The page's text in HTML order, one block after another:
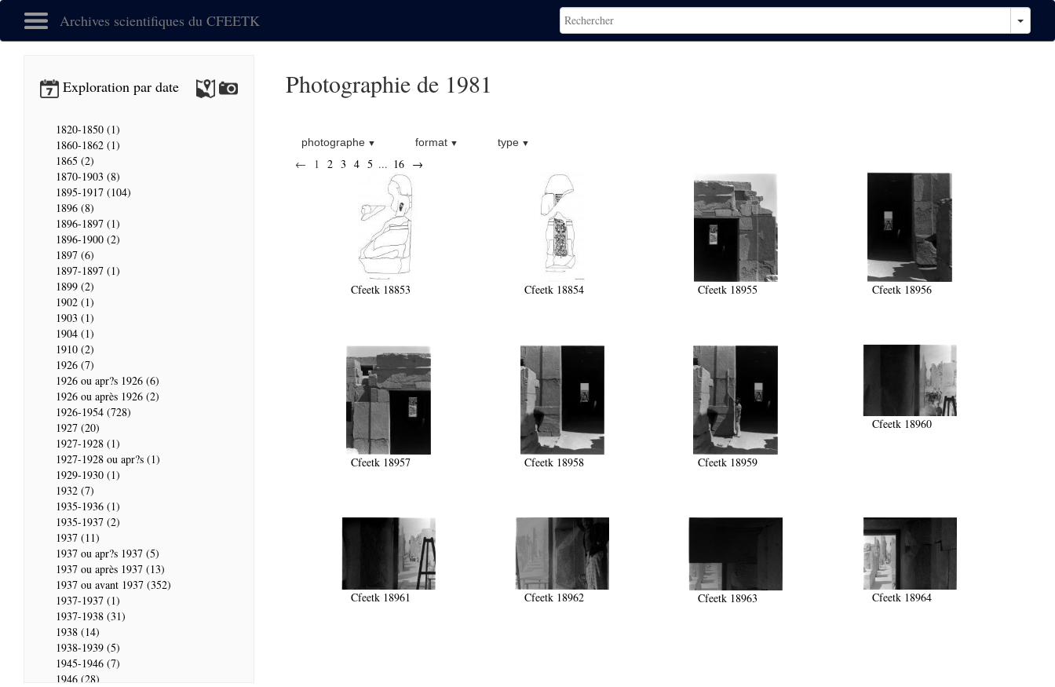
Archives scientifiques du CFEETK
Exploration par date
1820-1850 (1)
1860-1862 (1)
1865 (2)
1870-1903 (8)
1895-1917 (104)
1896 (8)
1896-1897 (1)
1896-1900 (2)
1897 (6)
1897-1897 (1)
1899 (2)
1902 (1)
1903 (1)
1904 (1)
1910 (2)
1926 (7)
1926 ou apr?s 1926 (6)
1926 ou après 1926 (2)
1926-1954 (728)
1927 (20)
1927-1928 (1)
1927-1928 ou apr?s (1)
1929-1930 (1)
1932 (7)
1935-1936 (1)
1935-1937 (2)
1937 (11)
1937 ou apr?s 1937 (5)
1937 ou après 1937 (13)
1937 ou avant 1937 (352)
1937-1937 (1)
1937-1938 (31)
1938 (14)
1938-1939 (5)
1945-1946 (7)
1946 (28)
Photographie de 1981
photographe format type
← 1 2 3 4 5 ... 16 →
Cfeetk 18853 Cfeetk 18854 Cfeetk 18955 Cfeetk 18956
Cfeetk 18957 Cfeetk 18958 Cfeetk 18959
Cfeetk 18960
Cfeetk 18961 Cfeetk 18962 Cfeetk 18963 Cfeetk 18964